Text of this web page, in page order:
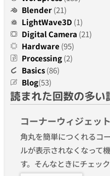
Blender(21)
LightWave3D (1)
Digital Camera (21)
Hardware (95)
Processing(2)
Basics(86)
Blog(53)
読まれた回数の多い
コーナーウィジェッ
角丸を簡単につくれるコ
ルが表示されなくなって
す。そんなときにチェッ